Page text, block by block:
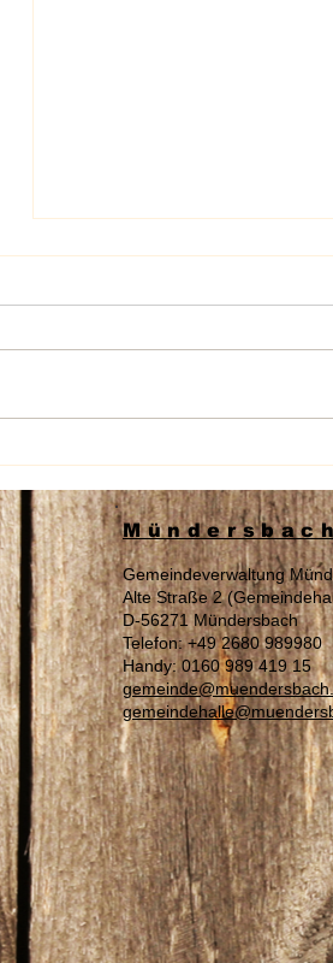
Westerwaldkreises
Gemeindeverwaltung
Alte Straße 2
D-56271 Mündersbach
Telefon: +49 2680 989980
Handy: 0160 989 419 15